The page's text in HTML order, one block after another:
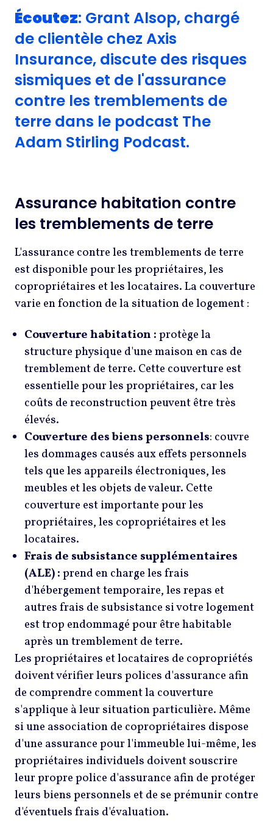
Écoutez: Grant Alsop, chargé
de clientèle chez Axis
Insurance, discute des risques
sismiques et de l'assurance
contre les tremblements de
terre dans le podcast The
Adam Stirling Podcast.
Assurance habitation contre
les tremblements de terre
L'assurance contre les tremblements de terre
est disponible pour les propriétaires, les
copropriétaires et les locataires. La couverture
varie en fonction de la situation de logement :
Couverture habitation :protège la
structure physique d'une maison en cas de
tremblement de terre. Cette couverture est
essentielle pour les propriétaires, car les
coûts de reconstruction peuvent être très
élevés.
Couverture des biens personnels: couvre
les dommages causés aux effets personnels
tels que les appareils électroniques, les
meubles et les objets de valeur. Cette
couverture est importante pour les
propriétaires, les copropriétaires et les
locataires.
Frais de subsistance supplémentaires
(ALE) :prend en charge les frais
d'hébergement temporaire, les repas et
autres frais de subsistance si votre logement
est trop endommagé pour être habitable
après un tremblement de terre.
Les propriétaires et locataires de copropriétés
doivent vérifier leurs polices d'assurance afin
de comprendre comment la couverture
s'applique à leur situation particulière. Même
si une association de copropriétaires dispose
d'une assurance pour l'immeuble lui-même, les
propriétaires individuels doivent souscrire
leur propre police d'assurance afin de protéger
leurs biens personnels et de se prémunir contre
d'éventuels frais d'évaluation.